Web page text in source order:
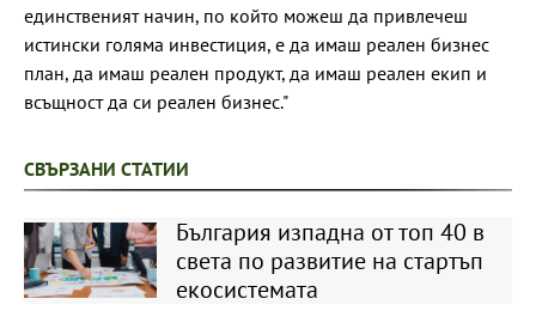
единственият начин, по който можеш да привлечеш
истински голяма инвестиция, е да имаш реален бизнес
план, да имаш реален продукт, да имаш реален екип и
всъщност да си реален бизнес."
СВЪРЗАНИ СТАТИИ
България изпадна от топ 40 в
света по развитие на стартъп
екосистемата